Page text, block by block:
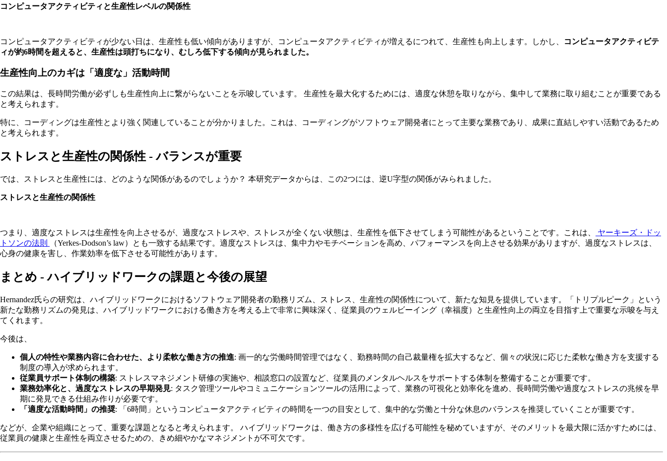
コンピュータアクティビティと生産性レベルの関係性
コンピュータアクティビティが少ない日は、生産性も低い傾向がありますが、コンピュータアクティビティが増えるにつれて、生産性も向上します。しかし、
コンピュータアクティビテ
ィが約6時間を超えると、生産性は頭打ちになり、むしろ低下する傾向が見られました。
生産性向上のカギは「適度な」活動時間
この結果は、長時間労働が必ずしも生産性向上に繋がらないことを示唆しています。 生産性を最大化するためには、適度な休憩を取りながら、集中して業務に取り組むことが重要である
と考えられます。
特に、コーディングは生産性とより強く関連していることが分かりました。これは、コーディングがソフトウェア開発者にとって主要な業務であり、成果に直結しやすい活動であるため
と考えられます。
ストレスと生産性の関係性 - バランスが重要
では、ストレスと生産性には、どのような関係があるのでしょうか？ 本研究データからは、この2つには、逆U字型の関係がみられました。
ストレスと生産性の関係性
つまり、適度なストレスは生産性を向上させるが、過度なストレスや、ストレスが全くない状態は、生産性を低下させてしまう可能性があるということです。これは、
ヤーキーズ・ドッ
トソンの法則
（Yerkes-Dodson’s law）とも一致する結果です。適度なストレスは、集中力やモチベーションを高め、パフォーマンスを向上させる効果がありますが、過度なストレスは、
心身の健康を害し、作業効率を低下させる可能性があります。
まとめ - ハイブリッドワークの課題と今後の展望
Hernandez氏らの研究は、ハイブリッドワークにおけるソフトウェア開発者の勤務リズム、ストレス、生産性の関係性について、新たな知見を提供しています。「トリプルピーク」という
新たな勤務リズムの発見は、ハイブリッドワークにおける働き方を考える上で非常に興味深く、従業員のウェルビーイング（幸福度）と生産性向上の両立を目指す上で重要な示唆を与え
てくれます。
今後は、
個人の特性や業務内容に合わせた、より柔軟な働き方の推進: 画一的な労働時間管理ではなく、勤務時間の自己裁量権を拡大するなど、個々の状況に応じた柔軟な働き方を支援する
制度の導入が求められます。
従業員サポート体制の構築: ストレスマネジメント研修の実施や、相談窓口の設置など、従業員のメンタルヘルスをサポートする体制を整備することが重要です。
業務効率化と、過度なストレスの早期発見: タスク管理ツールやコミュニケーションツールの活用によって、業務の可視化と効率化を進め、長時間労働や過度なストレスの兆候を早
期に発見できる仕組み作りが必要です。
「適度な活動時間」の推奨: 「6時間」というコンピュータアクティビティの時間を一つの目安として、集中的な労働と十分な休息のバランスを推奨していくことが重要です。
などが、企業や組織にとって、重要な課題となると考えられます。 ハイブリッドワークは、働き方の多様性を広げる可能性を秘めていますが、そのメリットを最大限に活かすためには、
従業員の健康と生産性を両立させるための、きめ細やかなマネジメントが不可欠です。